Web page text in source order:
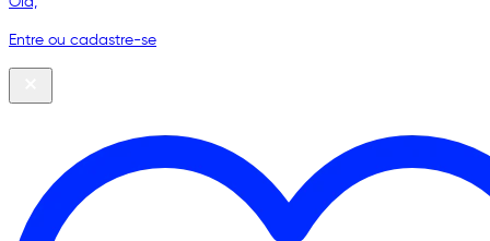
Entre ou cadastre-se